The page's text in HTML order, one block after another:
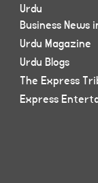
Urdu
Business News
Urdu Magazine
Urdu Blogs
The Express
Express